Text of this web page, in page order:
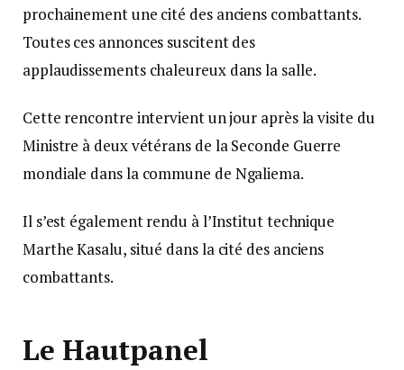
prochainement une cité des anciens combattants.
Toutes ces annonces suscitent des
applaudissements chaleureux dans la salle.
Cette rencontre intervient un jour après la visite du
Ministre à deux vétérans de la Seconde Guerre
mondiale dans la commune de Ngaliema.
Il s’est également rendu à l’Institut technique
Marthe Kasalu, situé dans la cité des anciens
combattants.
Le Hautpanel